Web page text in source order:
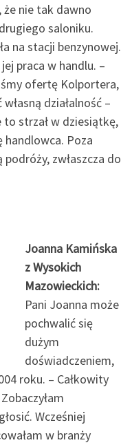
że nie tak dawno
saloniku.
na stacji benzynowej.
praca w handlu. –
ofertę Kolportera,
działalność –
to strzał w dziesiątkę,
handlowca. Poza
zwłaszcza do
Joanna Kamińska
z Wysokich
Mazowieckich:
Pani Joanna może
pochwalić się
dużym
doświadczeniem,
roku. – Całkowity
Wcześniej
w branży